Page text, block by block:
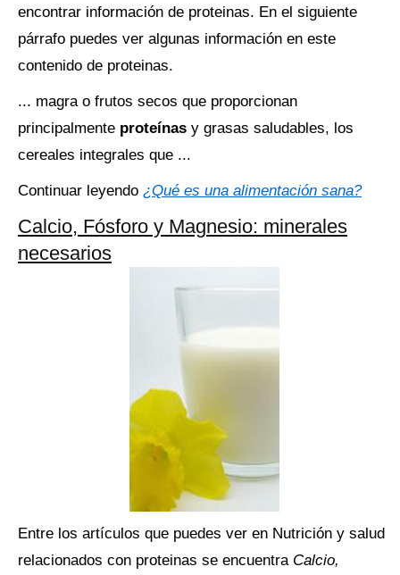
encontrar información de proteinas. En el siguiente
párrafo puedes ver algunas información en este
contenido de proteinas.
... magra o frutos secos que proporcionan
principalmente proteínas y grasas saludables, los
cereales integrales que ...
Continuar leyendo ¿Qué es una alimentación sana?
Calcio, Fósforo y Magnesio: minerales
necesarios
Entre los artículos que puedes ver en Nutrición y salud
relacionados con proteinas se encuentra Calcio,